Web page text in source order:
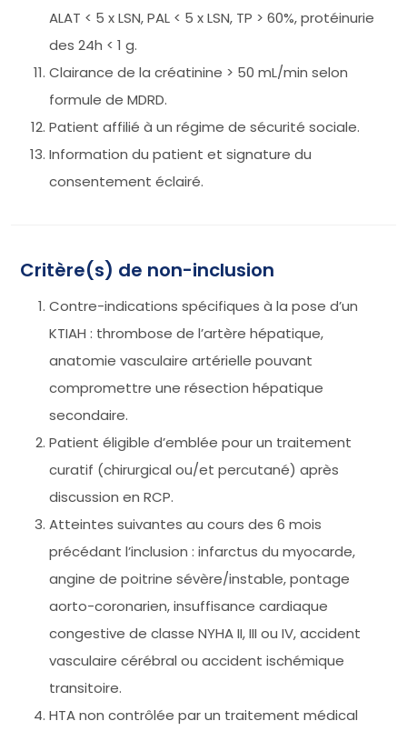
ALAT < 5 x LSN, PAL < 5 x LSN, TP > 60%, protéinurie
des 24h < 1 g.
Clairance de la créatinine > 50 mL/min selon
formule de MDRD.
Patient affilié à un régime de sécurité sociale.
Information du patient et signature du
consentement éclairé.
Critère(s) de non-inclusion
Contre-indications spécifiques à la pose d’un
KTIAH : thrombose de l’artère hépatique,
anatomie vasculaire artérielle pouvant
compromettre une résection hépatique
secondaire.
Patient éligible d’emblée pour un traitement
curatif (chirurgical ou/et percutané) après
discussion en RCP.
Atteintes suivantes au cours des 6 mois
précédant l’inclusion : infarctus du myocarde,
angine de poitrine sévère/instable, pontage
aorto-coronarien, insuffisance cardiaque
congestive de classe NYHA II, III ou IV, accident
vasculaire cérébral ou accident ischémique
transitoire.
HTA non contrôlée par un traitement médical